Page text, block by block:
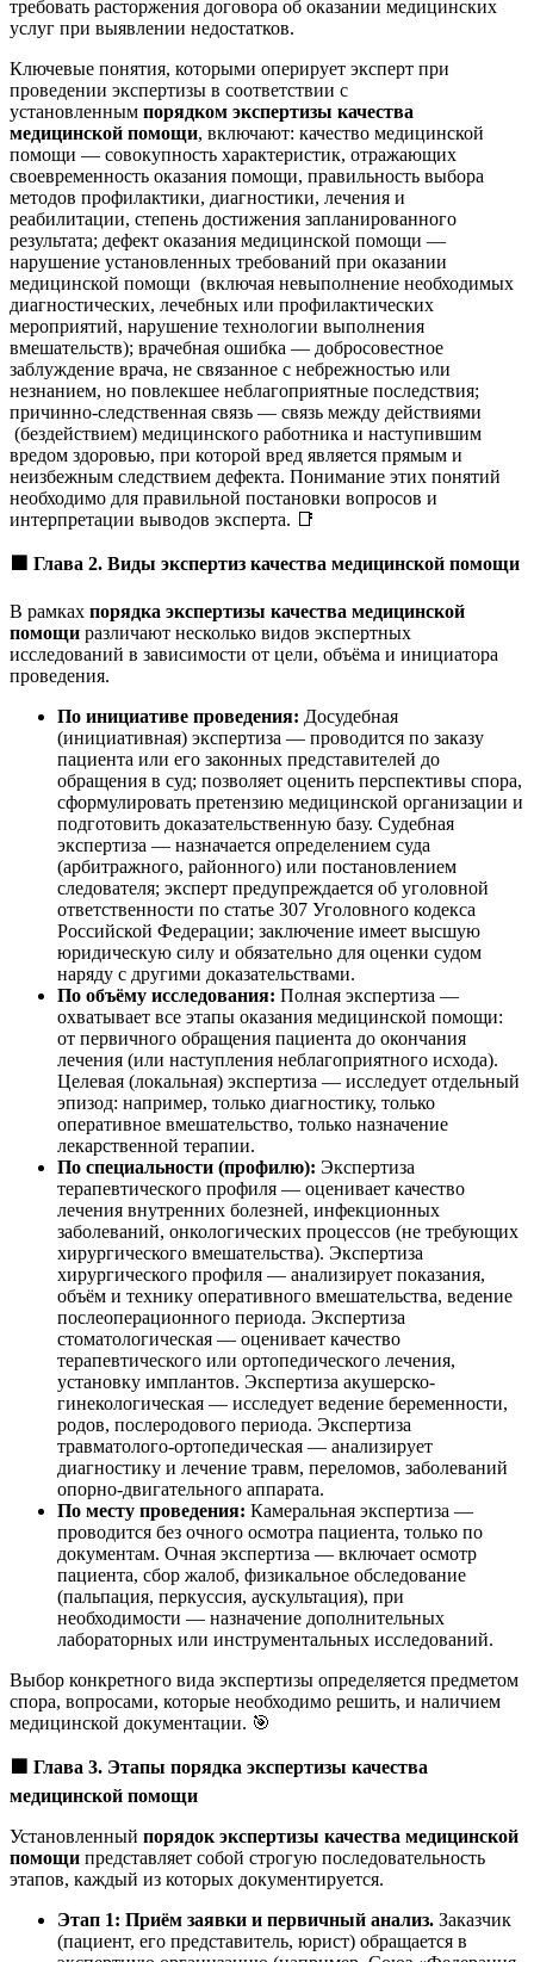
требовать расторжения договора об оказании медицинских
услуг при выявлении недостатков.
Ключевые понятия, которыми оперирует эксперт при
проведении экспертизы в соответствии с
установленным порядком экспертизы качества
медицинской помощи, включают: качество медицинской
помощи — совокупность характеристик, отражающих
своевременность оказания помощи, правильность выбора
методов профилактики, диагностики, лечения и
реабилитации, степень достижения запланированного
результата; дефект оказания медицинской помощи —
нарушение установленных требований при оказании
медицинской помощи (включая невыполнение необходимых
диагностических, лечебных или профилактических
мероприятий, нарушение технологии выполнения
вмешательств); врачебная ошибка — добросовестное
заблуждение врача, не связанное с небрежностью или
незнанием, но повлекшее неблагоприятные последствия;
причинно-следственная связь — связь между действиями
(бездействием) медицинского работника и наступившим
вредом здоровью, при которой вред является прямым и
неизбежным следствием дефекта. Понимание этих понятий
необходимо для правильной постановки вопросов и
интерпретации выводов эксперта. 📑
Глава 2. Виды экспертиз качества медицинской помощи
В рамках порядка экспертизы качества медицинской
помощи различают несколько видов экспертных
исследований в зависимости от цели, объёма и инициатора
проведения.
По инициативе проведения: Досудебная
(инициативная) экспертиза — проводится по заказу
пациента или его законных представителей до
обращения в суд; позволяет оценить перспективы спора,
сформулировать претензию медицинской организации и
подготовить доказательственную базу. Судебная
экспертиза — назначается определением суда
(арбитражного, районного) или постановлением
следователя; эксперт предупреждается об уголовной
ответственности по статье 307 Уголовного кодекса
Российской Федерации; заключение имеет высшую
юридическую силу и обязательно для оценки судом
наряду с другими доказательствами.
По объёму исследования: Полная экспертиза —
охватывает все этапы оказания медицинской помощи:
от первичного обращения пациента до окончания
лечения (или наступления неблагоприятного исхода).
Целевая (локальная) экспертиза — исследует отдельный
эпизод: например, только диагностику, только
оперативное вмешательство, только назначение
лекарственной терапии.
По специальности (профилю): Экспертиза
терапевтического профиля — оценивает качество
лечения внутренних болезней, инфекционных
заболеваний, онкологических процессов (не требующих
хирургического вмешательства). Экспертиза
хирургического профиля — анализирует показания,
объём и технику оперативного вмешательства, ведение
послеоперационного периода. Экспертиза
стоматологическая — оценивает качество
терапевтического или ортопедического лечения,
установку имплантов. Экспертиза акушерско-
гинекологическая — исследует ведение беременности,
родов, послеродового периода. Экспертиза
травматолого-ортопедическая — анализирует
диагностику и лечение травм, переломов, заболеваний
опорно-двигательного аппарата.
По месту проведения: Камеральная экспертиза —
проводится без очного осмотра пациента, только по
документам. Очная экспертиза — включает осмотр
пациента, сбор жалоб, физикальное обследование
(пальпация, перкуссия, аускультация), при
необходимости — назначение дополнительных
лабораторных или инструментальных исследований.
Выбор конкретного вида экспертизы определяется предметом
спора, вопросами, которые необходимо решить, и наличием
медицинской документации. 🎯
Глава 3. Этапы порядка экспертизы качества
медицинской помощи
Установленный порядок экспертизы качества медицинской
помощи представляет собой строгую последовательность
этапов, каждый из которых документируется.
Этап 1: Приём заявки и первичный анализ. Заказчик
(пациент, его представитель, юрист) обращается в